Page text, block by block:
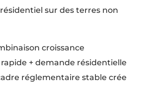
sur des terres non
croissance
+ demande résidentielle
réglementaire stable crée